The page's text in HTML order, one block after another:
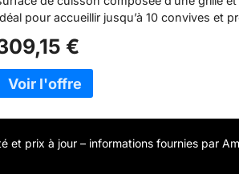
pour accueillir jusqu’à 10 convives et
– Le panier de combustion
la température selon vos recettes.
garantit une cuisson homogène et
THERMOMÈTRE INTÉGRÉ –
grâce au thermomètre intégré.
ET FONCTIONNEL – Retrouvez
€
et prix à jour – informations fournies par